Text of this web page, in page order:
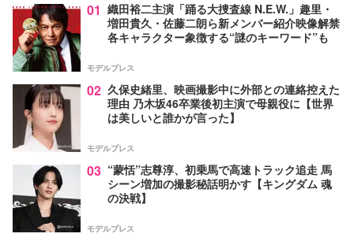
01 織田裕二主演「踊る大捜査線 N.E.W.」趣里・
増田貴久・佐藤二朗ら新メンバー紹介映像解禁
各キャラクター象徴する“謎のキーワード”も
モデルプレス
02 久保史緒里、映画撮影中に外部との連絡控えた
理由 乃木坂46卒業後初主演で母親役に【世界
は美しいと誰かが言った】
モデルプレス
03 “蒙恬”志尊淳、初乗馬で高速トラック追走 馬
シーン増加の撮影秘話明かす【キングダム 魂
の決戦】
モデルプレス